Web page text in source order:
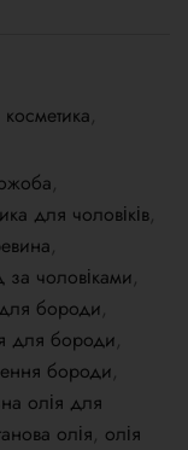
,
,
для чоловіків,
,
за чоловіками,
для бороди,
для бороди,
бороди,
олія для
олія, олія